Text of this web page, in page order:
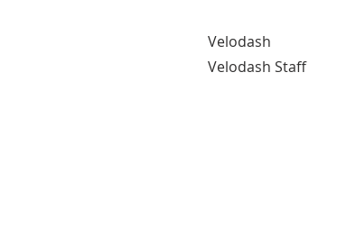
Velodash
Velodash Staff